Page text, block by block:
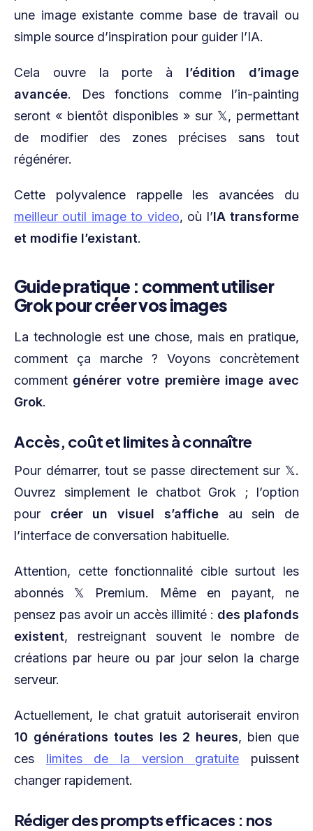
une image existante comme base de travail ou
simple source d’inspiration pour guider l’IA.
Cela ouvre la porte à l’édition d’image
avancée. Des fonctions comme l’in-painting
seront « bientôt disponibles » sur 𝕏, permettant
de modifier des zones précises sans tout
régénérer.
Cette polyvalence rappelle les avancées du
meilleur outil image to video, où l’IA transforme
et modifie l’existant.
Guide pratique : comment utiliser
Grok pour créer vos images
La technologie est une chose, mais en pratique,
comment ça marche ? Voyons concrètement
comment générer votre première image avec
Grok.
Accès, coût et limites à connaître
Pour démarrer, tout se passe directement sur 𝕏.
Ouvrez simplement le chatbot Grok ; l’option
pour créer un visuel s’afficheau sein de
l’interface de conversation habituelle.
Attention, cette fonctionnalité cible surtout les
abonnés 𝕏 Premium. Même en payant, ne
pensez pas avoir un accès illimité : des plafonds
existent, restreignant souvent le nombre de
créations par heure ou par jour selon la charge
serveur.
Actuellement, le chat gratuit autoriserait environ
10 générations toutes les 2 heures, bien que
ces limites de la version gratuite puissent
changer rapidement.
Rédiger des prompts efficaces : nos